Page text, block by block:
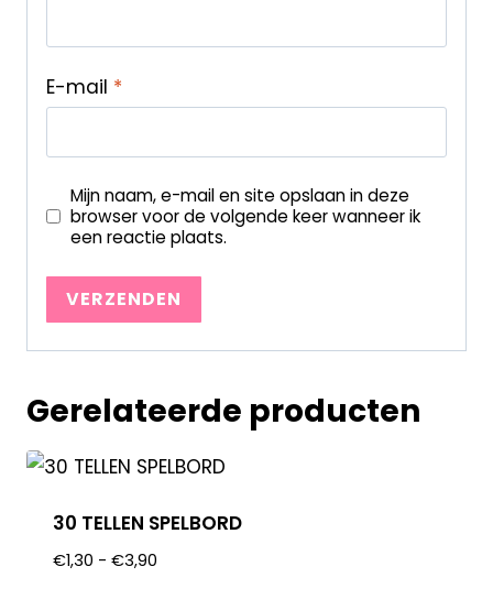
E-mail *
Mijn naam, e-mail en site opslaan in deze
browser voor de volgende keer wanneer ik
een reactie plaats.
Gerelateerde producten
30 TELLEN SPELBORD
€1,30 - €3,90